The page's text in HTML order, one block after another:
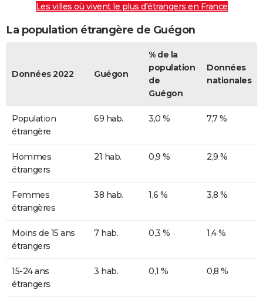
Les villes où vivent le plus d'étrangers en France
La population étrangère de Guégon
Données 2022 Guégon
% de la
population
de
Guégon
Données
nationales
Population
étrangère
69 hab. 3,0 % 7,7 %
Hommes
étrangers
21 hab. 0,9 % 2,9 %
Femmes
étrangères
38 hab. 1,6 % 3,8 %
Moins de 15 ans
étrangers
7 hab. 0,3 % 1,4 %
15-24 ans
étrangers
3 hab. 0,1 % 0,8 %